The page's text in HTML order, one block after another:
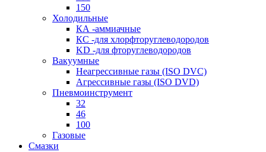
150
Холодильные
КА -аммиачные
КС -для хлорфторуглеводородов
KD -для фторуглеводородов
Вакуумные
Неагрессивные газы (ISO DVC)
Агрессивные газы (ISO DVD)
Пневмоинструмент
32
46
100
Газовые
Смазки